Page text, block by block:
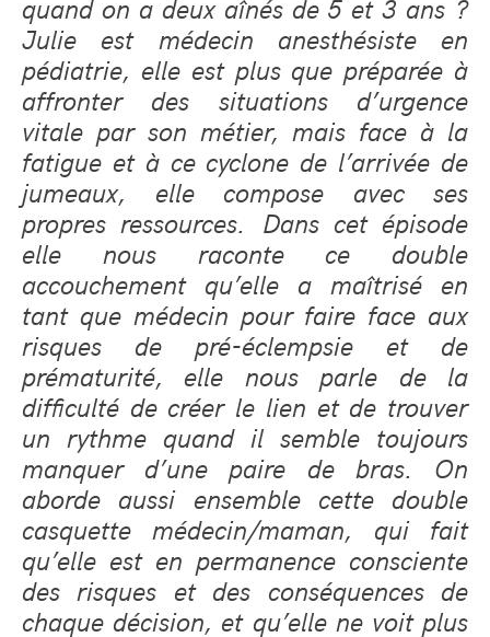
quand on a deux aînés de 5 et 3 ans ?
Julie est médecin anesthésiste en
pédiatrie, elle est plus que préparée à
affronter des situations d’urgence
vitale par son métier, mais face à la
fatigue et à ce cyclone de l’arrivée de
jumeaux, elle compose avec ses
propres ressources. Dans cet épisode
elle nous raconte ce double
accouchement qu’elle a maîtrisé en
tant que médecin pour faire face aux
risques de pré-éclempsie et de
prématurité, elle nous parle de la
difficulté de créer le lien et de trouver
un rythme quand il semble toujours
manquer d’une paire de bras. On
aborde aussi ensemble cette double
casquette médecin/maman, qui fait
qu’elle est en permanence consciente
des risques et des conséquences de
chaque décision, et qu’elle ne voit plus